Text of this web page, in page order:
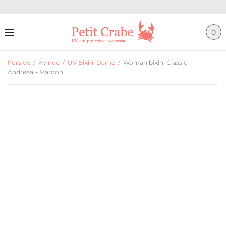
0
Forside / Kvinde / UV Bikini Dame / Woman bikini Classic
Andreaa – Maroon